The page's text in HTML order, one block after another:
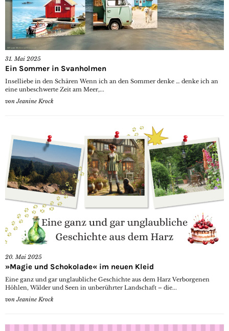
31. Mai 2025
Ein Sommer in Svanholmen
Inselliebe in den Schären Wenn ich an den Sommer denke … denke ich an
eine unbeschwerte Zeit am Meer,...
vonJeanine Krock
20. Mai 2025
»Magie und Schokolade« im neuen Kleid
Eine ganz und gar unglaubliche Geschichte aus dem Harz Verborgenen
Höhlen, Wälder und Seen in unberührter Landschaft – die...
vonJeanine Krock